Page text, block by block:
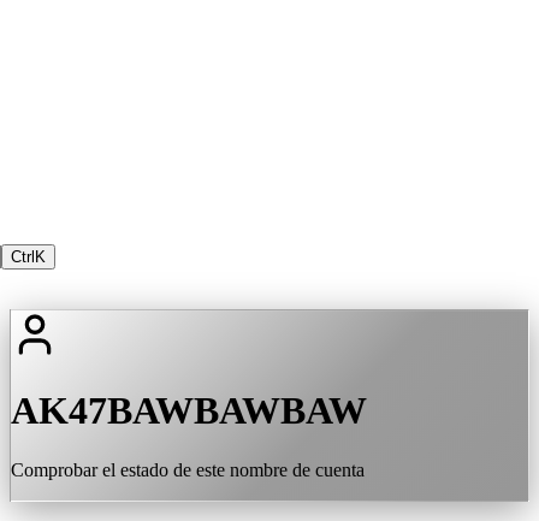
Ctrl K
AK47BAWBAWBAW
Comprobar el estado de este nombre de cuenta